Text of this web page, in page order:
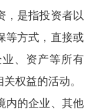
是指投资者以
等方式，直接或
、资产等所有
权益的活动。
的企业、其他